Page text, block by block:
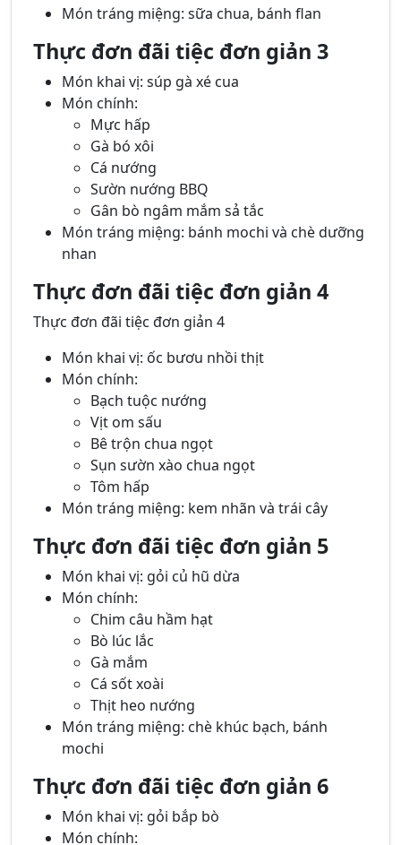
Món tráng miệng: sữa chua, bánh flan
Thực đơn đãi tiệc đơn giản 3
Món khai vị: súp gà xé cua
Món chính:
Mực hấp
Gà bó xôi
Cá nướng
Sườn nướng BBQ
Gân bò ngâm mắm sả tắc
Món tráng miệng: bánh mochi và chè dưỡng
nhan
Thực đơn đãi tiệc đơn giản 4
Thực đơn đãi tiệc đơn giản 4
Món khai vị: ốc bươu nhồi thịt
Món chính:
Bạch tuộc nướng
Vịt om sấu
Bê trộn chua ngọt
Sụn sườn xào chua ngọt
Tôm hấp
Món tráng miệng: kem nhãn và trái cây
Thực đơn đãi tiệc đơn giản 5
Món khai vị: gỏi củ hũ dừa
Món chính:
Chim câu hầm hạt
Bò lúc lắc
Gà mắm
Cá sốt xoài
Thịt heo nướng
Món tráng miệng: chè khúc bạch, bánh
mochi
Thực đơn đãi tiệc đơn giản 6
Món khai vị: gỏi bắp bò
Món chính: